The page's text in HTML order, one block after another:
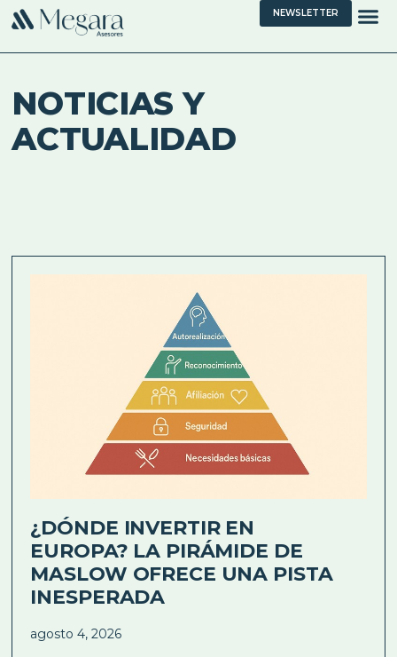
NEWSLETTER
NOTICIAS Y
ACTUALIDAD
¿DÓNDE INVERTIR EN
EUROPA? LA PIRÁMIDE DE
MASLOW OFRECE UNA PISTA
INESPERADA
agosto 4, 2026